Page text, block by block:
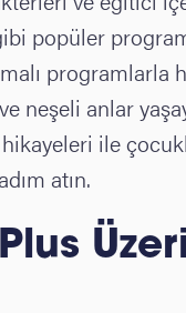
popüler
programlarla
neşeli anlar
hikayeleri ile
atın.